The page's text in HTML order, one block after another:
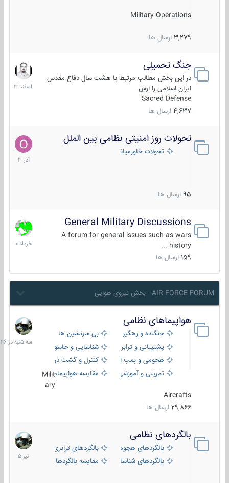
Military Operations
3,279 ارسال ها
جنگ تحمیلی
در این بخش مطالب مرتبط با هشت سال دفاع مقدس
ایران اسلامی را ارس
Sacred Defense
4,637 ارسال ها
20
اسفند
1403
تحولات روز امنیتی نظامی بین الملل
تحولات خاورمیانه
95 ارسال ها
21
آذر
1403
General Military Discussions
A forum for general issues such as wars
history ...
159 ارسال ها
10
خرداد
1400
AIR FORCE FORUM - بخش نیروی هوایی
هواپیماهای نظامی
جنگنده و رهگیر
بی سرنشین ها
پشتیبانی و ترابری
شناسایی و جاسوسی
هجومی و بمب افکن
کنترل و گشت دریایی
تمرینی و آموزشی
مقایسه هواپیماهاMilit
ary
Aircrafts
29,866 ارسال ها
سه
شنبه
در
بالگردهای نظامی
بالگردهای هجومی
بالگردهای ترابری
بالگردهای شناسایی
مقایسه بالگردها
22
تیر
1405